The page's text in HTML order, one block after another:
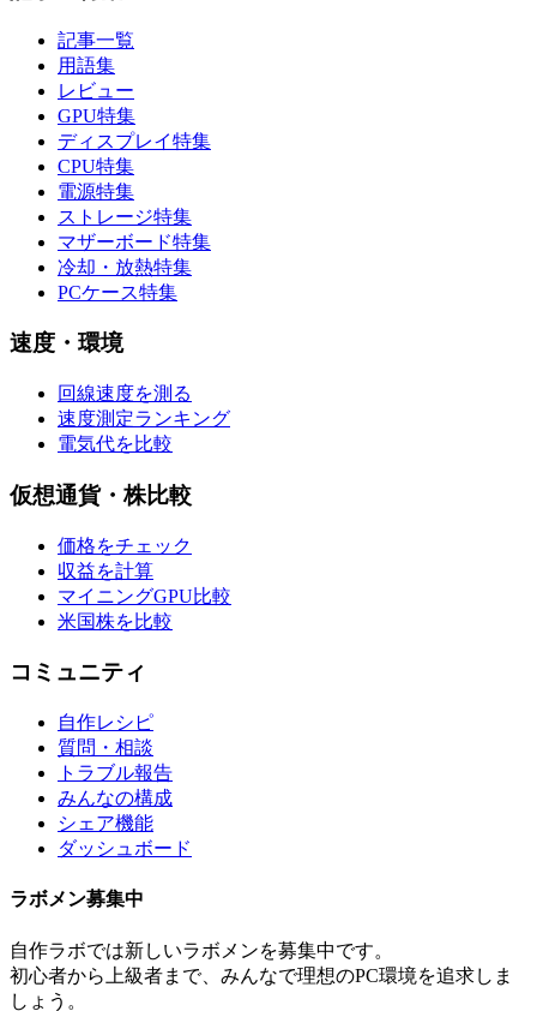
記事一覧
用語集
レビュー
GPU特集
ディスプレイ特集
CPU特集
電源特集
ストレージ特集
マザーボード特集
冷却・放熱特集
PCケース特集
速度・環境
回線速度を測る
速度測定ランキング
電気代を比較
仮想通貨・株比較
価格をチェック
収益を計算
マイニングGPU比較
米国株を比較
コミュニティ
自作レシピ
質問・相談
トラブル報告
みんなの構成
シェア機能
ダッシュボード
ラボメン募集中
自作ラボでは新しいラボメンを募集中です。
初心者から上級者まで、みんなで理想のPC環境を追求しま
しょう。